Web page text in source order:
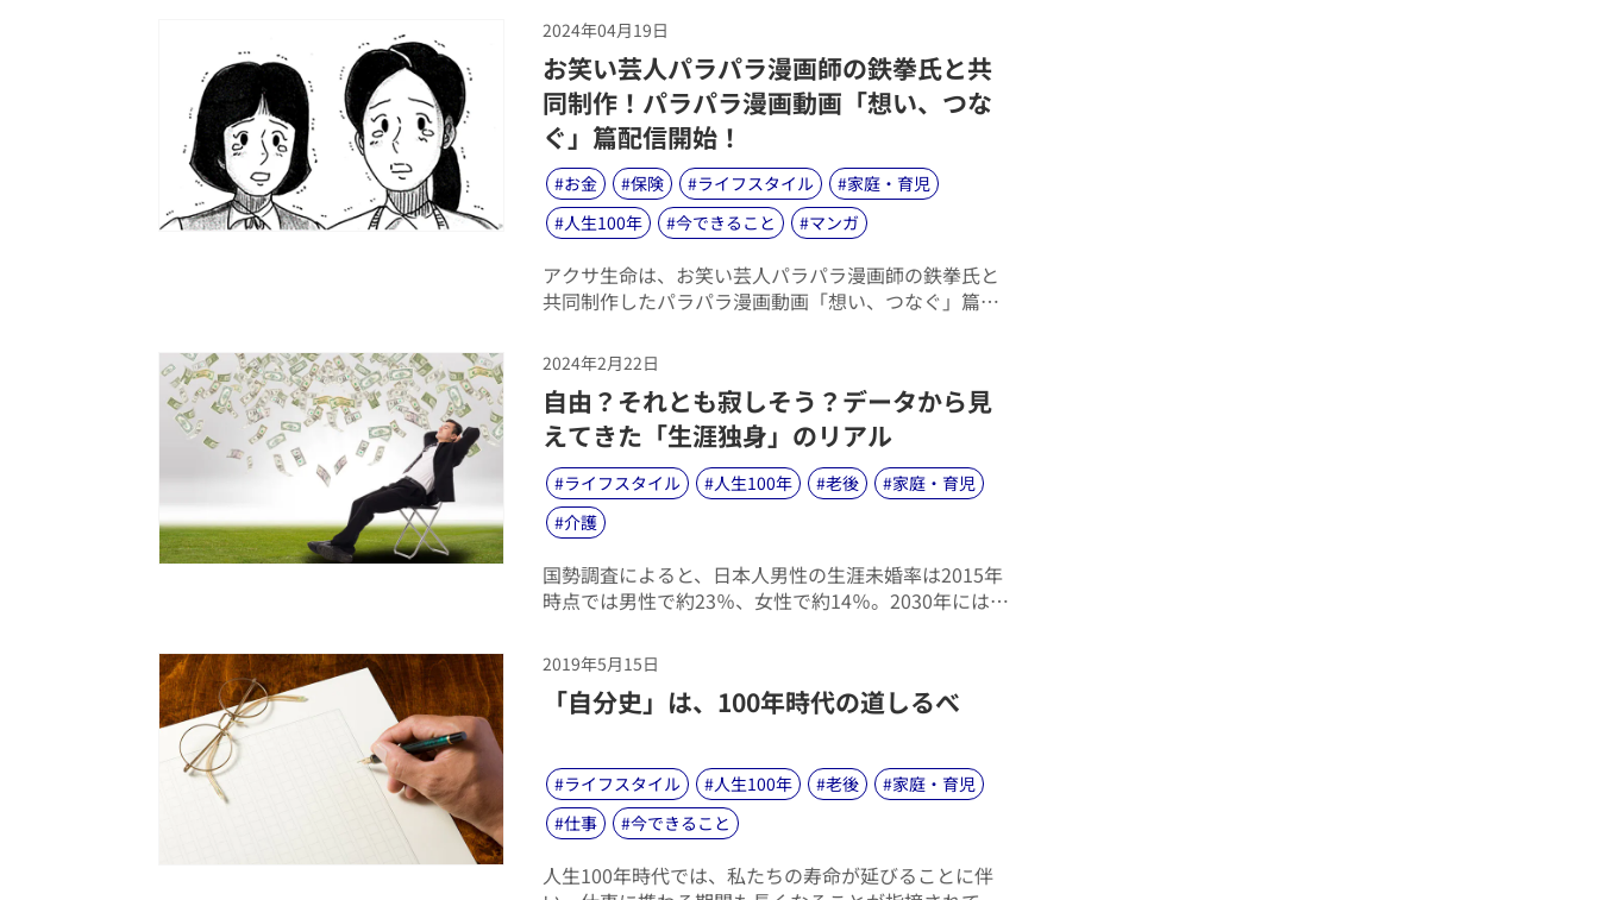
的な反響が多く、親御さんの中からは、「私も受けた
かった」との意見も見られました。では、親世代の皆
さんが身につけたいと考えている金融経済知識の内容
とはどういうものか、アクサ生命が実施した、「金融
経済教育とライフマネジメント®に関する調査2023」
の調査結果をもとに紐解き、その学び方についてのア
ドバイスをご紹介します。
2024年04月19日
​お笑い芸人パラパラ漫画師の鉄拳氏と共
同制作！パラパラ漫画動画「想い、つな
ぐ」篇配信開始！
#お金 #保険 #ライフスタイル #家庭・育児
#人生100年 #今できること #マンガ
​アクサ生命は、お笑い芸人パラパラ漫画師の鉄拳氏と
共同制作したパラパラ漫画動画「想い、つなぐ」篇
2024年2月22日
​自由？それとも寂しそう？データから見
えてきた「生涯独身」のリアル
#ライフスタイル #人生100年 #老後 #家庭・育児
#介護
​国勢調査によると、日本人男性の生涯未婚率は2015年
時点では男性で約23％、女性で約14％。2030年には男
いう予測も出てきています。「自分らしく、自由な人
生を送りたい」「生涯独身だったとしても何も不自由
はない」と考える人もいるでしょう。しかし、知って
ルで生きることについて考えてみました。
2019年5月15日
​「自分史」は、100年時代の道しるべ
#ライフスタイル #人生100年 #老後 #家庭・育児
#仕事 #今できること
​人生100年時代では、私たちの寿命が延びることに伴